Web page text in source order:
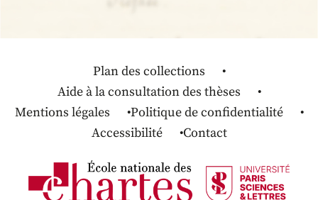
Plan des collections
Aide à la consultation des thèses
Mentions légales
Politique de confidentialité
Accessibilité
Contact